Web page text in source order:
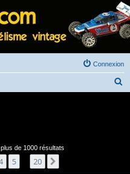
Connexion
de 1000 résultats
5 20